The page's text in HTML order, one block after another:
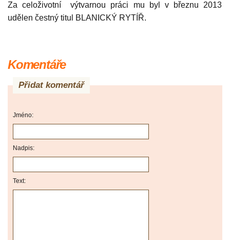
Za celoživotní výtvarnou práci mu byl v březnu 2013
udělen čestný titul BLANICKÝ RYTÍŘ.
Komentáře
Přidat komentář
Jméno:
Nadpis:
Text: